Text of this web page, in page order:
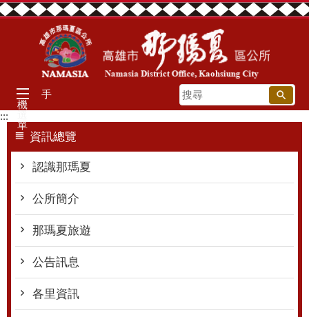
跳到主要內容區塊
搜
尋
手
機
單
:::
資訊總覽
認識那瑪夏
公所簡介
那瑪夏旅遊
公告訊息
各里資訊